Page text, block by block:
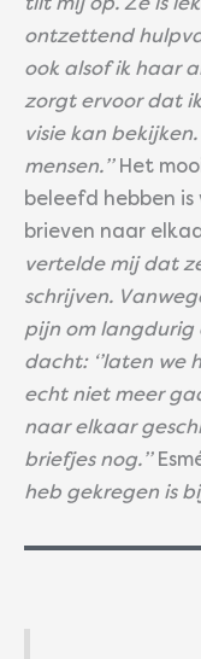
tilt mij op. Ze is
ontzettend
ook alsof ik haar
zorgt ervoor dat
visie kan
mensen.’’Het
beleefd hebben
brieven naar
vertelde mij dat
schrijven.
pijn om langdurig
dacht: ‘’laten
echt niet meer
naar elkaar
briefjes nog.’’
heb gekregen is